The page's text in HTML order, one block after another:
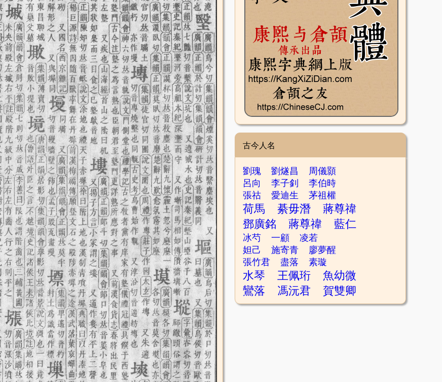
古今人名
劉瑰 劉燧昌
周儀顥
呂向
李子釗
李伯時
張祜
愛迪生 茅祖權
荷馬 綦毋潛
蔣尊禕
鄧廣銘
蔣尊禕 藍仁
冰芍 一顧
凌若
妲己
施寄青
廖夢醒
張竹君
盡落 素璇
水琴 王佩珩
魚幼微
鸞落
馮沅君 賀雙卿